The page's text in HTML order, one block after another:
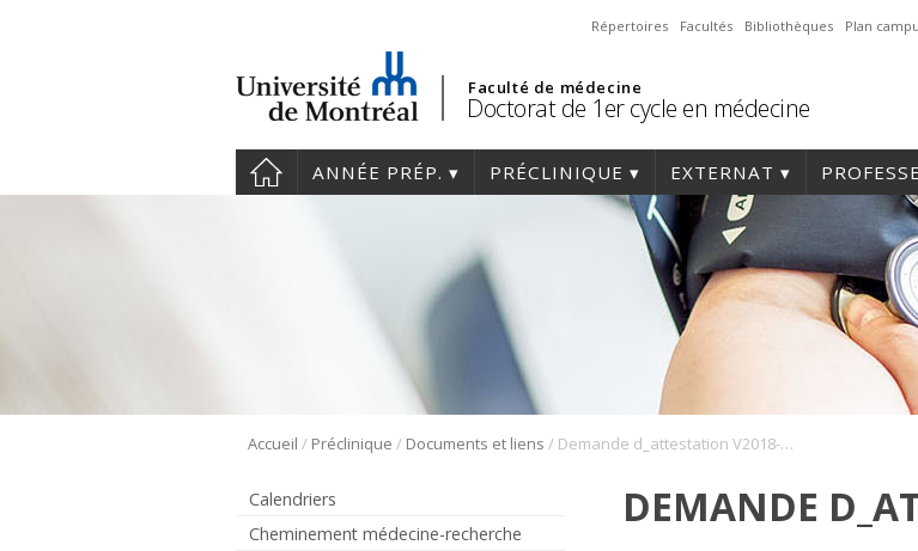
Répertoires Facultés Bibliothèques Plan
Faculté de médecine
Doctorat de 1er cycle en médecine
ANNÉE PRÉP. PRÉCLINIQUE EXTERNAT
Accueil / Préclinique / Documents et liens / Demande d_attestation V2018-03-06
Calendriers
Cheminement médecine-recherche
DEMANDE